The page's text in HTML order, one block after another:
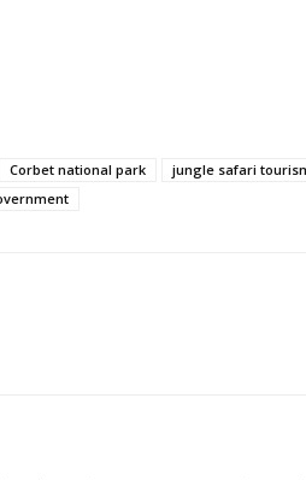
Corbet national park jungle safari